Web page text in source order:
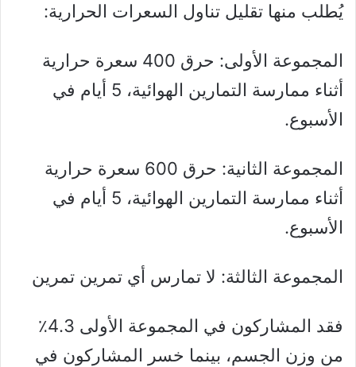
يُطلب منها تقليل تناول السعرات الحرارية:
المجموعة الأولى: حرق 400 سعرة حرارية
أثناء ممارسة التمارين الهوائية، 5 أيام في
الأسبوع.
المجموعة الثانية: حرق 600 سعرة حرارية
أثناء ممارسة التمارين الهوائية، 5 أيام في
الأسبوع.
المجموعة الثالثة: لا تمارس أي تمرين تمرين
فقد المشاركون في المجموعة الأولى 4.3٪
من وزن الجسم، بينما خسر المشاركون في